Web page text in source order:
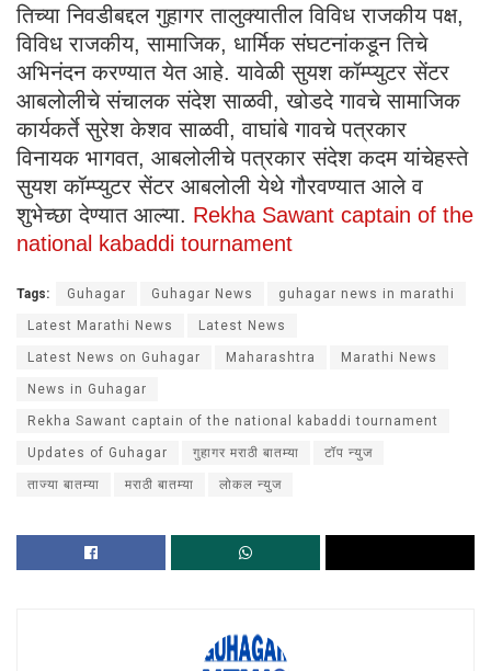
तिच्या निवडीबद्दल गुहागर तालुक्यातील विविध राजकीय पक्ष,
विविध राजकीय, सामाजिक, धार्मिक संघटनांकडून तिचे
अभिनंदन करण्यात येत आहे. यावेळी सुयश कॉम्प्युटर सेंटर
आबलोलीचे संचालक संदेश साळवी, खोडदे गावचे सामाजिक
कार्यकर्ते सुरेश केशव साळवी, वाघांबे गावचे पत्रकार
विनायक भागवत, आबलोलीचे पत्रकार संदेश कदम यांचेहस्ते
सुयश कॉम्प्युटर सेंटर आबलोली येथे गौरवण्यात आले व
शुभेच्छा देण्यात आल्या. Rekha Sawant captain of the
national kabaddi tournament
Tags: Guhagar Guhagar News guhagar news in marathi
Latest Marathi News Latest News
Latest News on Guhagar Maharashtra Marathi News
News in Guhagar
Rekha Sawant captain of the national kabaddi tournament
Updates of Guhagar गुहागर मराठी बातम्या टॉप न्युज
ताज्या बातम्या मराठी बातम्या लोकल न्युज